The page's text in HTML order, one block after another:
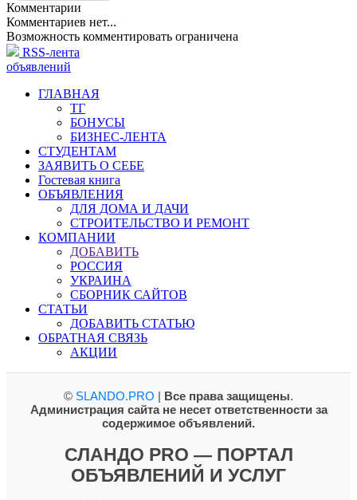
Комментарии
Комментариев нет...
Возможность комментировать ограничена
RSS-лента
объявлений
ГЛАВНАЯ
ТГ
БОНУСЫ
БИЗНЕС-ЛЕНТА
СТУДЕНТАМ
ЗАЯВИТЬ О СЕБЕ
Гостевая книга
ОБЪЯВЛЕНИЯ
ДЛЯ ДОМА И ДАЧИ
СТРОИТЕЛЬСТВО И РЕМОНТ
КОМПАНИИ
ДОБАВИТЬ
РОССИЯ
УКРАИНА
СБОРНИК САЙТОВ
СТАТЬИ
ДОБАВИТЬ СТАТЬЮ
ОБРАТНАЯ СВЯЗЬ
АКЦИИ
© SLANDO.PRO | Все права защищены.
Администрация сайта не несет ответственности за
содержимое объявлений.
СЛАНДО PRO — ПОРТАЛ
ОБЪЯВЛЕНИЙ И УСЛУГ